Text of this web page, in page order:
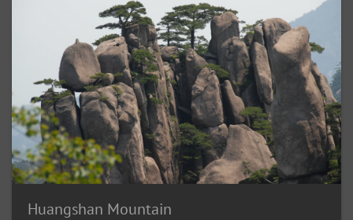
Huangshan Mountain